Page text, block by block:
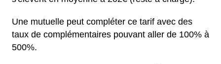
Une mutuelle peut compléter ce tarif avec des
taux de complémentaires pouvant aller de 100% à
500%.